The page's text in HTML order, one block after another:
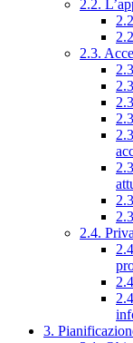
2.2.
2.3.
2.4.
3.